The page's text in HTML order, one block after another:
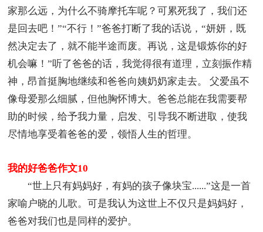
家那么远，为什么不骑摩托车呢？可累死我了，我们还
是回去吧！”“不行！”爸爸打断了我的话说，“妍妍，既
然决定去了，就不能半途而废。再说，这是锻炼你的好
机会嘛！”听了爸爸的话，我觉得很有道理，立刻振作精
神，昂首挺胸地继续和爸爸向姨奶奶家走去。 父爱虽不
像母爱那么细腻，但他胸怀博大。爸爸总能在我需要帮
助的时候，给予我力量，启发、引导我不断进取，使我
尽情地享受着爸爸的爱，领悟人生的哲理。
我的好爸爸作文10
“世上只有妈妈好，有妈的孩子像块宝......”这是一首
家喻户晓的儿歌。可是我认为这世上不仅只是妈妈好，
爸爸对我们也是同样的爱护。